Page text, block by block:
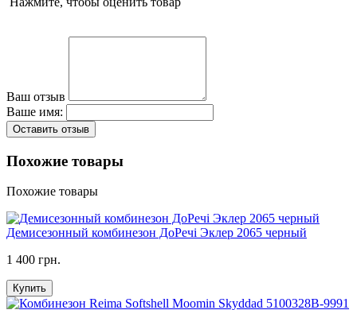
Ваш отзыв
Ваше имя:
Оставить отзыв
Похожие товары
Похожие товары
Демисезонный комбинезон ДоРечі Эклер 2065 черный
1 400 грн.
Купить